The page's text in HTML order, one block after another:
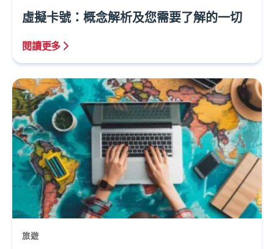
虛擬卡號：概念解析及您需要了解的一切
閱讀更多
旅遊